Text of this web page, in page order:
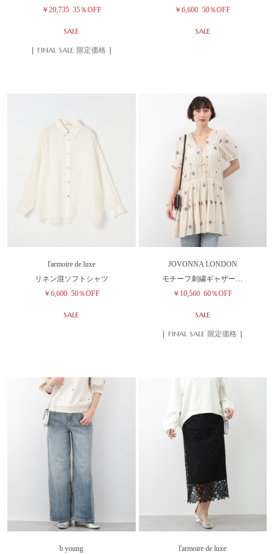
￥20,735 35％OFF
SALE
| FINAL SALE 限定価格 |
￥6,600 50％OFF
SALE
l'armoire de luxe
リネン混ソフトシャツ
￥6,600 50％OFF
SALE
JOVONNA LONDON
モチーフ刺繍ギャザー…
￥10,560 60％OFF
SALE
| FINAL SALE 限定価格 |
b.young
l'armoire de luxe